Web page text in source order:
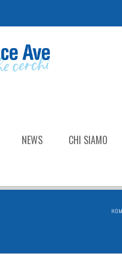
NEWS CHI SIAMO